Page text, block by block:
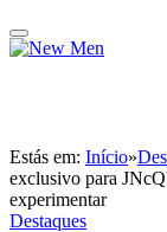
Estás em: Início»
exclusivo para
experimentar
Destaques